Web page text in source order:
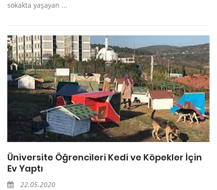
sokakta yaşayan ...
Üniversite Öğrencileri Kedi ve Köpekler İçin
Ev Yaptı
22.05.2020